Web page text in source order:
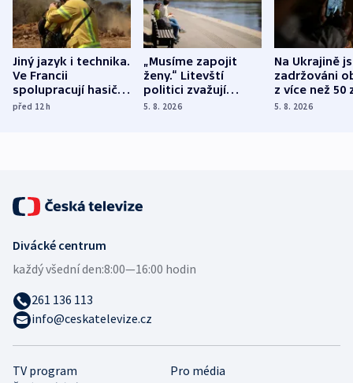
Jiný jazyk i technika.
Ve Francii
spolupracují hasiči z
různých zemí
před 12h
„Musíme zapojit
ženy.“ Litevští
politici zvažují
dohodu o
5. 8. 2026
Na Ukrajině
zadržováni
z více než 50
Bojovali na
5. 8. 2026
TV program
Pro média
Divácké centrum
každý všední den:8:00—16:00 hodin
261 136 113
info@ceskatelevize.cz